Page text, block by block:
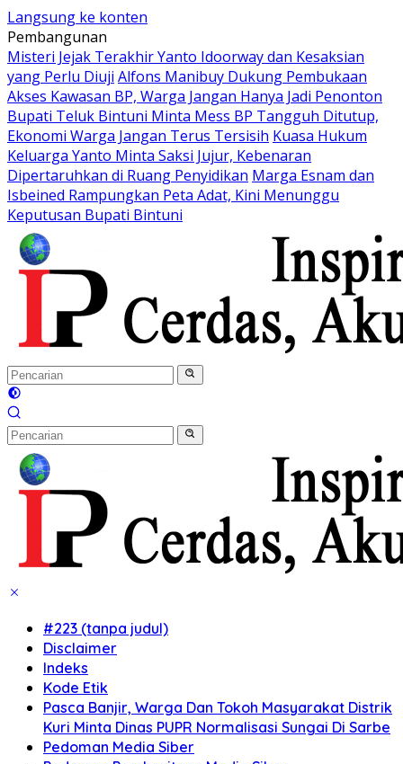
Langsung ke konten
Pembangunan
Misteri Jejak Terakhir Yanto Idoorway dan Kesaksian
yang Perlu Diuji Alfons Manibuy Dukung Pembukaan
Akses Kawasan BP, Warga Jangan Hanya Jadi Penonton
Bupati Teluk Bintuni Minta Mess BP Tangguh Ditutup,
Ekonomi Warga Jangan Terus Tersisih Kuasa Hukum
Keluarga Yanto Minta Saksi Jujur, Kebenaran
Dipertaruhkan di Ruang Penyidikan Marga Esnam dan
Isbeined Rampungkan Peta Adat, Kini Menunggu
Keputusan Bupati Bintuni
#223 (tanpa judul)
Disclaimer
Indeks
Kode Etik
Pasca Banjir, Warga Dan Tokoh Masyarakat Distrik
Kuri Minta Dinas PUPR Normalisasi Sungai Di Sarbe
Pedoman Media Siber